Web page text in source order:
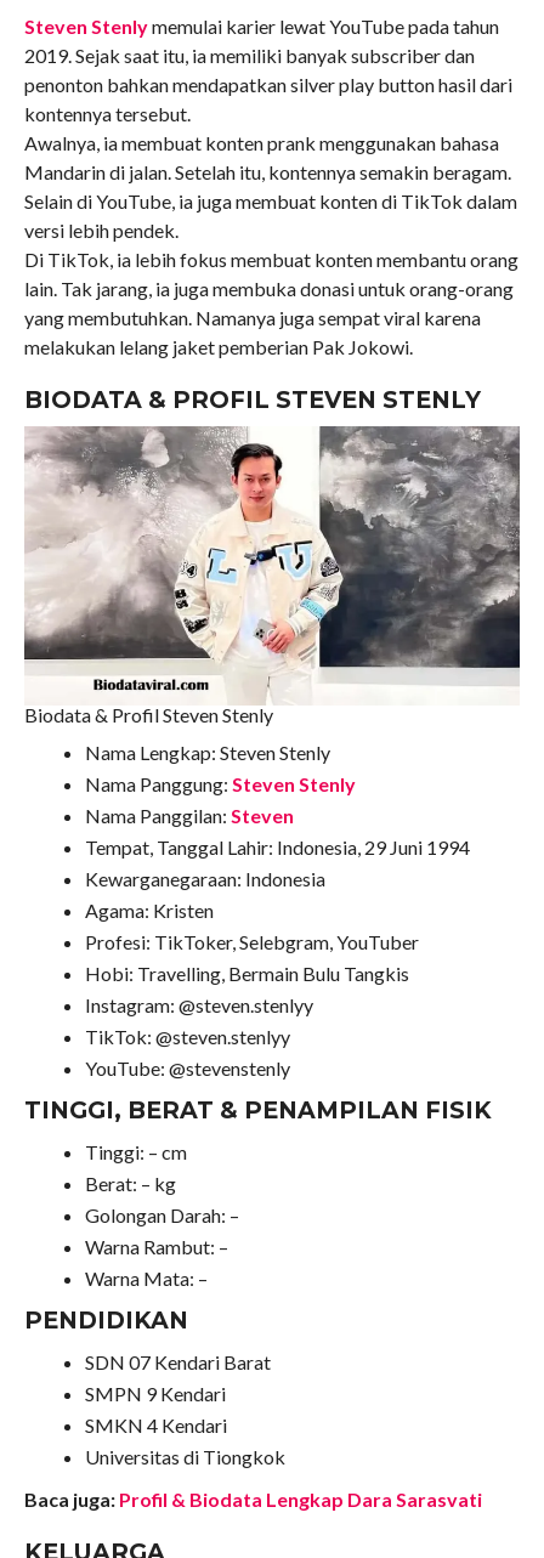
Steven Stenlymemulai karier lewat YouTube pada tahun
2019. Sejak saat itu, ia memiliki banyak subscriber dan
penonton bahkan mendapatkan silver play button hasil dari
kontennya tersebut.
Awalnya, ia membuat konten prank menggunakan bahasa
Mandarin di jalan. Setelah itu, kontennya semakin beragam.
Selain di YouTube, ia juga membuat konten di TikTok dalam
versi lebih pendek.
Di TikTok, ia lebih fokus membuat konten membantu orang
lain. Tak jarang, ia juga membuka donasi untuk orang-orang
yang membutuhkan. Namanya juga sempat viral karena
melakukan lelang jaket pemberian Pak Jokowi.
BIODATA & PROFIL STEVEN STENLY
Biodata & Profil Steven Stenly
Nama Lengkap: Steven Stenly
Nama Panggung: Steven Stenly
Nama Panggilan: Steven
Tempat, Tanggal Lahir: Indonesia, 29 Juni 1994
Kewarganegaraan: Indonesia
Agama: Kristen
Profesi: TikToker, Selebgram, YouTuber
Hobi: Travelling, Bermain Bulu Tangkis
Instagram: @steven.stenlyy
TikTok: @steven.stenlyy
YouTube: @stevenstenly
TINGGI, BERAT & PENAMPILAN FISIK
Tinggi: – cm
Berat: – kg
Golongan Darah: –
Warna Rambut: –
Warna Mata: –
PENDIDIKAN
SDN 07 Kendari Barat
SMPN 9 Kendari
SMKN 4 Kendari
Universitas di Tiongkok
Baca juga: Profil & Biodata Lengkap Dara Sarasvati